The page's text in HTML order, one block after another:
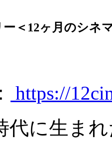
＜12ヶ月のシネ
https://
代に生ま